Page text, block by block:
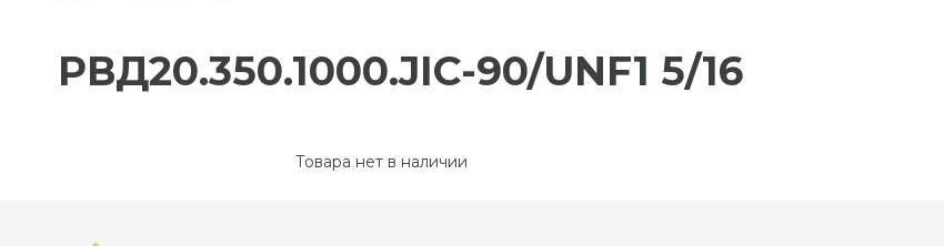
РВД20.350.1000.JIC-90/UNF1 5/16
Товара нет в наличии